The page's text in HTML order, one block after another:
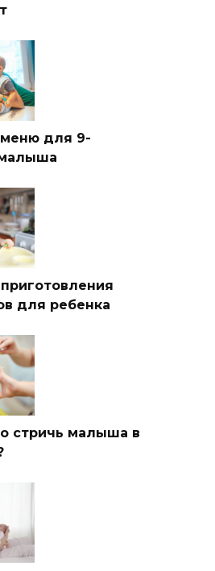
для 9-
для ребенка
стричь малыша в